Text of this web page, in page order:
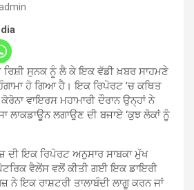
admin
ਰਿਸ਼ੀ ਸੁਨਕ ਨੂੰ ਲੈ ਕੇ ਇਕ ਵੱਡੀ ਖ਼ਬਰ ਸਾਹਮਣੇ
ਹੋ ਗਿਆ ਹੈ। ਇਕ ਰਿਪੋਰਟ ’ਚ ਕਥਿਤ
ਵਾਇਰਸ ਮਹਾਮਾਰੀ ਦੌਰਾਨ ਉਨ੍ਹਾਂ ਨੇ
ਲਾਕਡਾਊਨ ਲਗਾਉਣ ਦੀ ਬਜਾਏ ‘ਕੁਝ ਲੋਕਾਂ ਨੂੰ
ਦੀ ਇਕ ਰਿਪੋਰਟ ਅਨੁਸਾਰ ਸਾਬਕਾ ਮੁੱਖ
ਵੈਲੇਂਸ ਵਲੋਂ ਕੀਤੀ ਗਈ ਇਕ ਡਾਇਰੀ
ਨੇ ਇਕ ਰਾਸ਼ਟਰੀ ਤਾਲਾਬੰਦੀ ਲਾਗੂ ਕਰਨ ਜਾਂ